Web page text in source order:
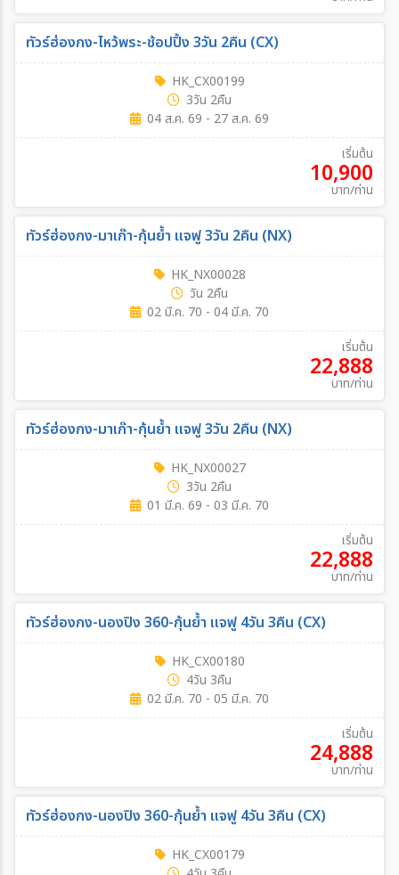
ทัวร์ฮ่องกง-ไหว้พระ-ช้อปปิ้ง 3วัน 2คืน (CX)
HK_CX00199
3วัน 2คืน
04 ส.ค. 69 - 27 ส.ค. 69
เริ่มต้น
10,900
บาท/ท่าน
ทัวร์ฮ่องกง-มาเก๊า-กุ้นย้ำ แจฟู 3วัน 2คืน (NX)
HK_NX00028
วัน 2คืน
02 มี.ค. 70 - 04 มี.ค. 70
เริ่มต้น
22,888
บาท/ท่าน
ทัวร์ฮ่องกง-มาเก๊า-กุ้นย้ำ แจฟู 3วัน 2คืน (NX)
HK_NX00027
3วัน 2คืน
01 มี.ค. 69 - 03 มี.ค. 70
เริ่มต้น
22,888
บาท/ท่าน
ทัวร์ฮ่องกง-นองปิง 360-กุ้นย้ำ แจฟู 4วัน 3คืน (CX)
HK_CX00180
4วัน 3คืน
02 มี.ค. 70 - 05 มี.ค. 70
เริ่มต้น
24,888
บาท/ท่าน
ทัวร์ฮ่องกง-นองปิง 360-กุ้นย้ำ แจฟู 4วัน 3คืน (CX)
HK_CX00179